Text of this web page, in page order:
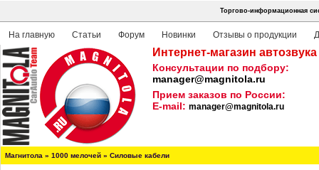
Торгово-информационная
На главную Статьи Форум Новинки Отзывы о продукции
Интернет-магазин
Консультации по подбору:
manager@magnitola.ru
Прием заказов по России:
E-mail: manager@magnitola.ru
Магнитола » 1000 мелочей » Силовые кабели